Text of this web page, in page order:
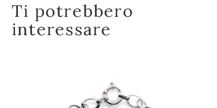
Ti potrebbero
interessare